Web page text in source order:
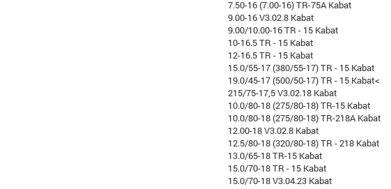
7.50-16 (7.00-16) TR-75A Kabat
9.00-16 V3.02.8 Kabat
9.00/10.00-16 TR - 15 Kabat
10-16.5 TR - 15 Kabat
12-16.5 TR - 15 Kabat
15.0/55-17 (380/55-17) TR - 15 Kabat
19.0/45-17 (500/50-17) TR - 15 Kabat<
215/75-17,5 V3.02.18 Kabat
10.0/80-18 (275/80-18) TR-15 Kabat
10.0/80-18 (275/80-18) TR-218A Kabat
12.00-18 V3.02.8 Kabat
12.5/80-18 (320/80-18) TR - 218 Kabat
13.0/65-18 TR-15 Kabat
15.0/70-18 TR - 15 Kabat
15.0/70-18 V3.04.23 Kabat